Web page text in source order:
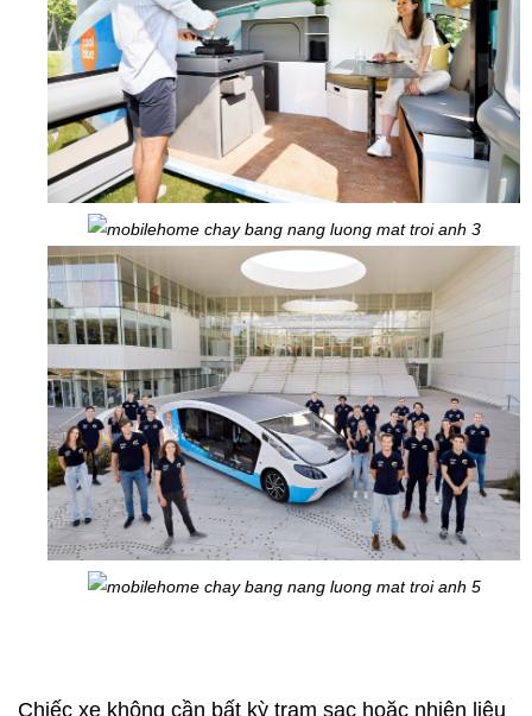
Chiếc xe không cần bất kỳ trạm sạc hoặc nhiên liệu